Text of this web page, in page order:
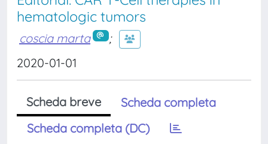
hematologic tumors
coscia marta
;
2020-01-01
Scheda breve
Scheda completa
Scheda completa (DC)